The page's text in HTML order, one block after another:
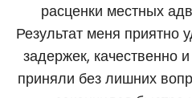
расценки местных
Результат меня приятно
задержек, качественно
приняли без лишних